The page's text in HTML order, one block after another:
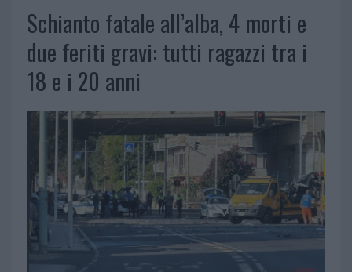
Schianto fatale all’alba, 4 morti e
due feriti gravi: tutti ragazzi tra i
18 e i 20 anni